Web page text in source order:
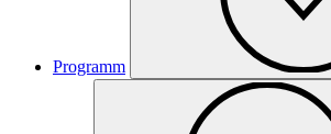
Programm